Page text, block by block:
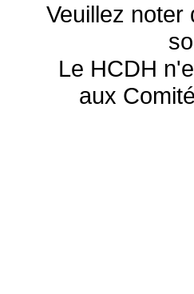
Veuillez noter
Le HCDH
aux